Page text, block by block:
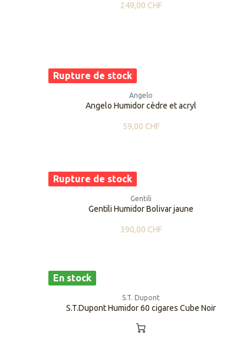
249,00 CHF
Rupture de stock
Angelo
Angelo Humidor cèdre et acryl
59,00 CHF
Rupture de stock
Gentili
​​Gentili Humidor Bolivar jaune
390,00 CHF
En stock
S.T. Dupont
S.T.Dupont Humidor 60 cigares Cube Noir